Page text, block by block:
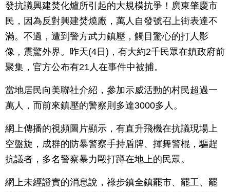
發抗議興建焚化爐所引起的大規模抗爭！廣東肇慶市
民，因為反對興建焚燒廠，萬人自發號召上街表達不
滿。不過，遭到警方武力鎮壓，觸目驚心的打人影
像，震驚外界。昨天(4日)，有大約2千民眾在鎮政府前
聚集，官方公布有21人在事件中被捕。
當地居民向美聯社介紹，參加示威活動的村民超過一
萬人，而前來鎮壓的警察則多達3000多人。
網上傳播的視頻圖片顯示，有直升飛機在抗議現場上
空盤旋，成群的防暴警察手持盾牌、揮舞警棍，驅趕
抗議者，多名警察暴力毆打蹲在地上的民眾。
網上未經證實的消息說，祿步鎮全鎮罷市、罷工、罷